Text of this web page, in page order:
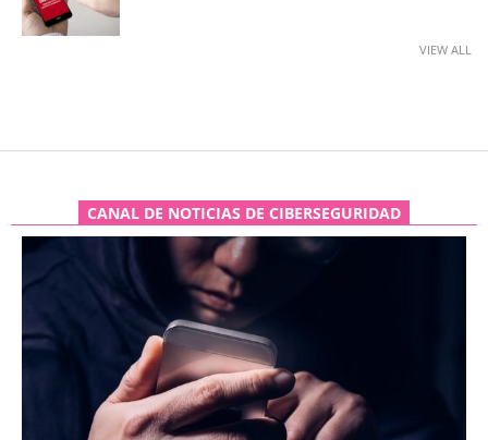
VIEW ALL
CANAL DE NOTICIAS DE CIBERSEGURIDAD